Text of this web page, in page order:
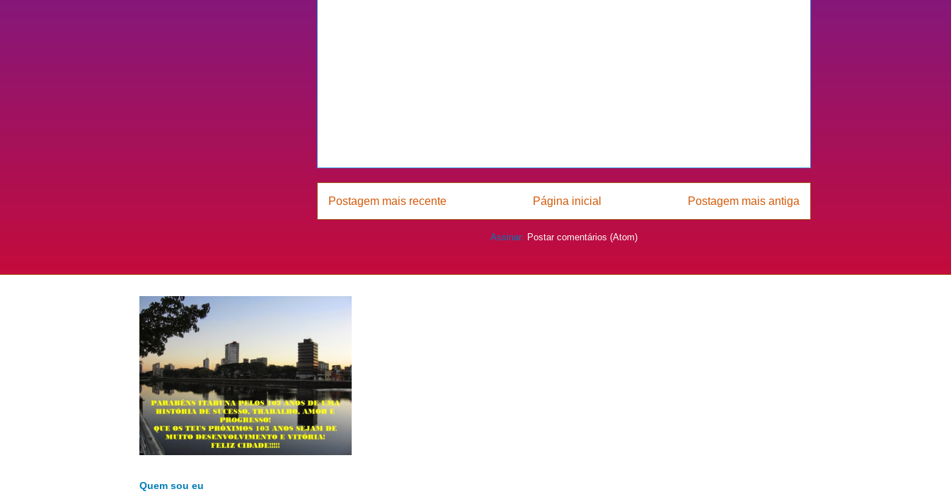
Postagem mais recente Postagem mais antiga
Página inicial
Assinar: Postar comentários (Atom)
Quem sou eu